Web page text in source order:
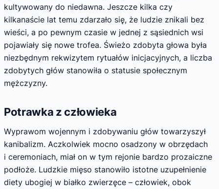
kultywowany do niedawna. Jeszcze kilka czy
kilkanaście lat temu zdarzało się, że ludzie znikali bez
wieści, a po pewnym czasie w jednej z sąsiednich wsi
pojawiały się nowe trofea. Świeżo zdobyta głowa była
niezbędnym rekwizytem rytuałów inicjacyjnych, a liczba
zdobytych głów stanowiła o statusie społecznym
mężczyzny.
Potrawka z człowieka
Wyprawom wojennym i zdobywaniu głów towarzyszył
kanibalizm. Aczkolwiek mocno osadzony w obrzędach
i ceremoniach, miał on w tym rejonie bardzo prozaiczne
podłoże. Ludzkie mięso stanowiło istotne uzupełnienie
diety ubogiej w białko zwierzęce – człowiek, obok